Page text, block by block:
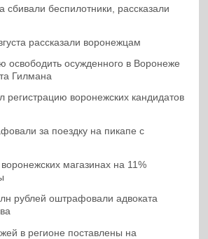
сбивали беспилотники, рассказали
рассказали воронежцам
освободить осужденного в Воронеже
Гилмана
регистрацию воронежских кандидатов
за поездку на пикапе с
магазинах на 11%
рублей оштрафовали адвоката
в регионе поставлены на